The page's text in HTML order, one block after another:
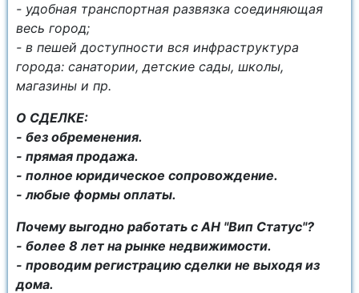
- удобная транспортная развязка соединяющая
весь город;
- в пешей доступности вся инфраструктура
города: санатории, детские сады, школы,
магазины и пр.
О СДЕЛКЕ:
- без обременения.
- прямая продажа.
- полное юридическое сопровождение.
- любые формы оплаты.
Почему выгодно работать с АН "Вип Статус"?
- более 8 лет на рынке недвижимости.
- проводим регистрацию сделки не выходя из
дома.